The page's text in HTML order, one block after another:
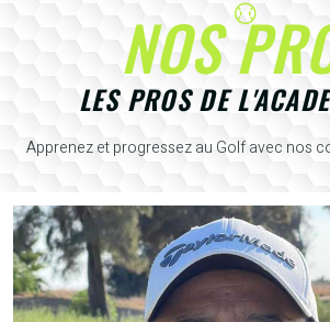
NOS
LES PROS DE
Apprenez et progressez au Golf avec nos